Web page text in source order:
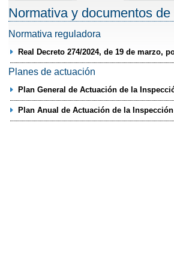
Normativa y documentos
Normativa reguladora
Real Decreto 274/2024, de 19 de
Planes de actuación
Plan General de Actuación de la
Plan Anual de Actuación de la